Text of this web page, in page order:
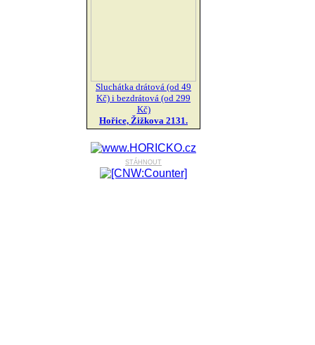
Sluchátka drátová (od 49
Kč) i bezdrátová (od 299
Kč)
Hořice, Žižkova 2131.
stáhnout